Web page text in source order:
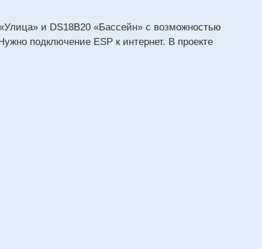
и DS18B20 «Бассейн» с возможностью
подключение ESP к интернет. В проекте